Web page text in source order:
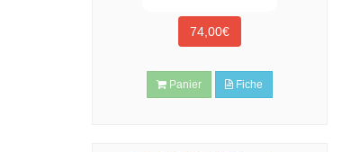
74,00€
Panier Fiche